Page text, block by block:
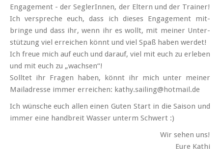
Engagement - der Segler­Innen, der Eltern und der Trainer!
Ich verspreche euch, dass ich dieses Engagement mit­
bringe und dass ihr, wenn ihr es wollt, mit meiner Unter­
stützung viel erreichen könnt und viel Spaß haben werdet!
Ich freue mich auf euch und darauf, viel mit euch zu erleben
und mit euch zu „wachsen“!
Solltet ihr Fragen haben, könnt ihr mich unter meiner
Mail­adresse immer erreichen: kathy.sailing@hotmail.de
Ich wünsche euch allen einen Guten Start in die Saison und
immer eine hand­breit Wasser unterm Schwert :)
Wir sehen uns!
Eure Kathi